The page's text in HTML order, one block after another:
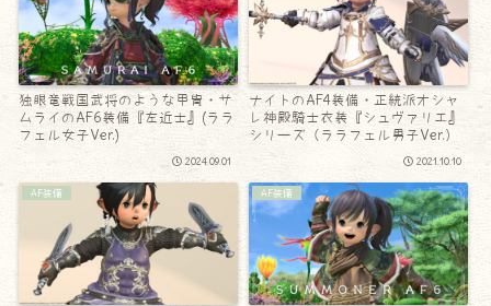
独眼竜戦国武将のような甲冑・サ
ムライのAF6装備『左近士』(ララ
フェル女子Ver.)
2024.09.01
ナイトのAF4装備・正統派オシャ
レ神殿騎士衣装『シュヴァリエ』
シリーズ（ララフェル男子Ver.）
2021.10.10
AF装備 AF装備